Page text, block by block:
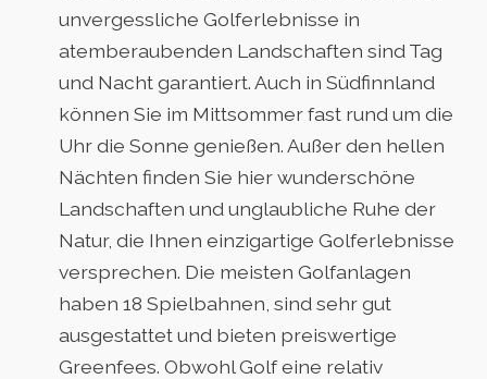
unvergessliche Golferlebnisse in
atemberaubenden Landschaften sind Tag
und Nacht garantiert. Auch in Südfinnland
können Sie im Mittsommer fast rund um die
Uhr die Sonne genießen. Außer den hellen
Nächten finden Sie hier wunderschöne
Landschaften und unglaubliche Ruhe der
Natur, die Ihnen einzigartige Golferlebnisse
versprechen. Die meisten Golfanlagen
haben 18 Spielbahnen, sind sehr gut
ausgestattet und bieten preiswertige
Greenfees. Obwohl Golf eine relativ